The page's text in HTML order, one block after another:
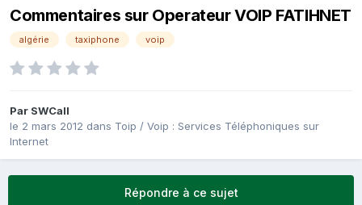
Commentaires sur Operateur VOIP FATIHNET
algérie taxiphone voip
Par SWCall
le 2 mars 2012 dans Toip / Voip : Services Téléphoniques sur
Internet
Répondre à ce sujet